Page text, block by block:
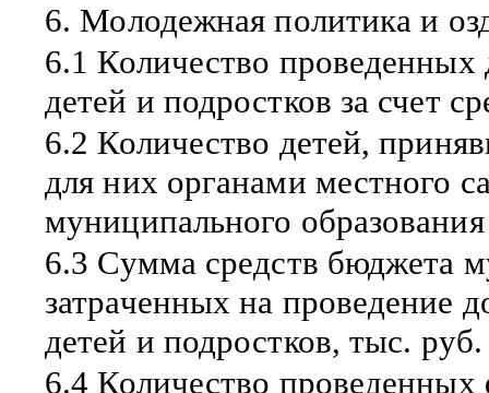
6. Молодежная политика и
6.1 Количество
детей и подростков за счет
6.2 Количество детей,
для них органами местного
муниципального
6.3 Сумма средств бюджета
затраченных на проведение
детей и подростков, тыс. руб.
6.4 Количество